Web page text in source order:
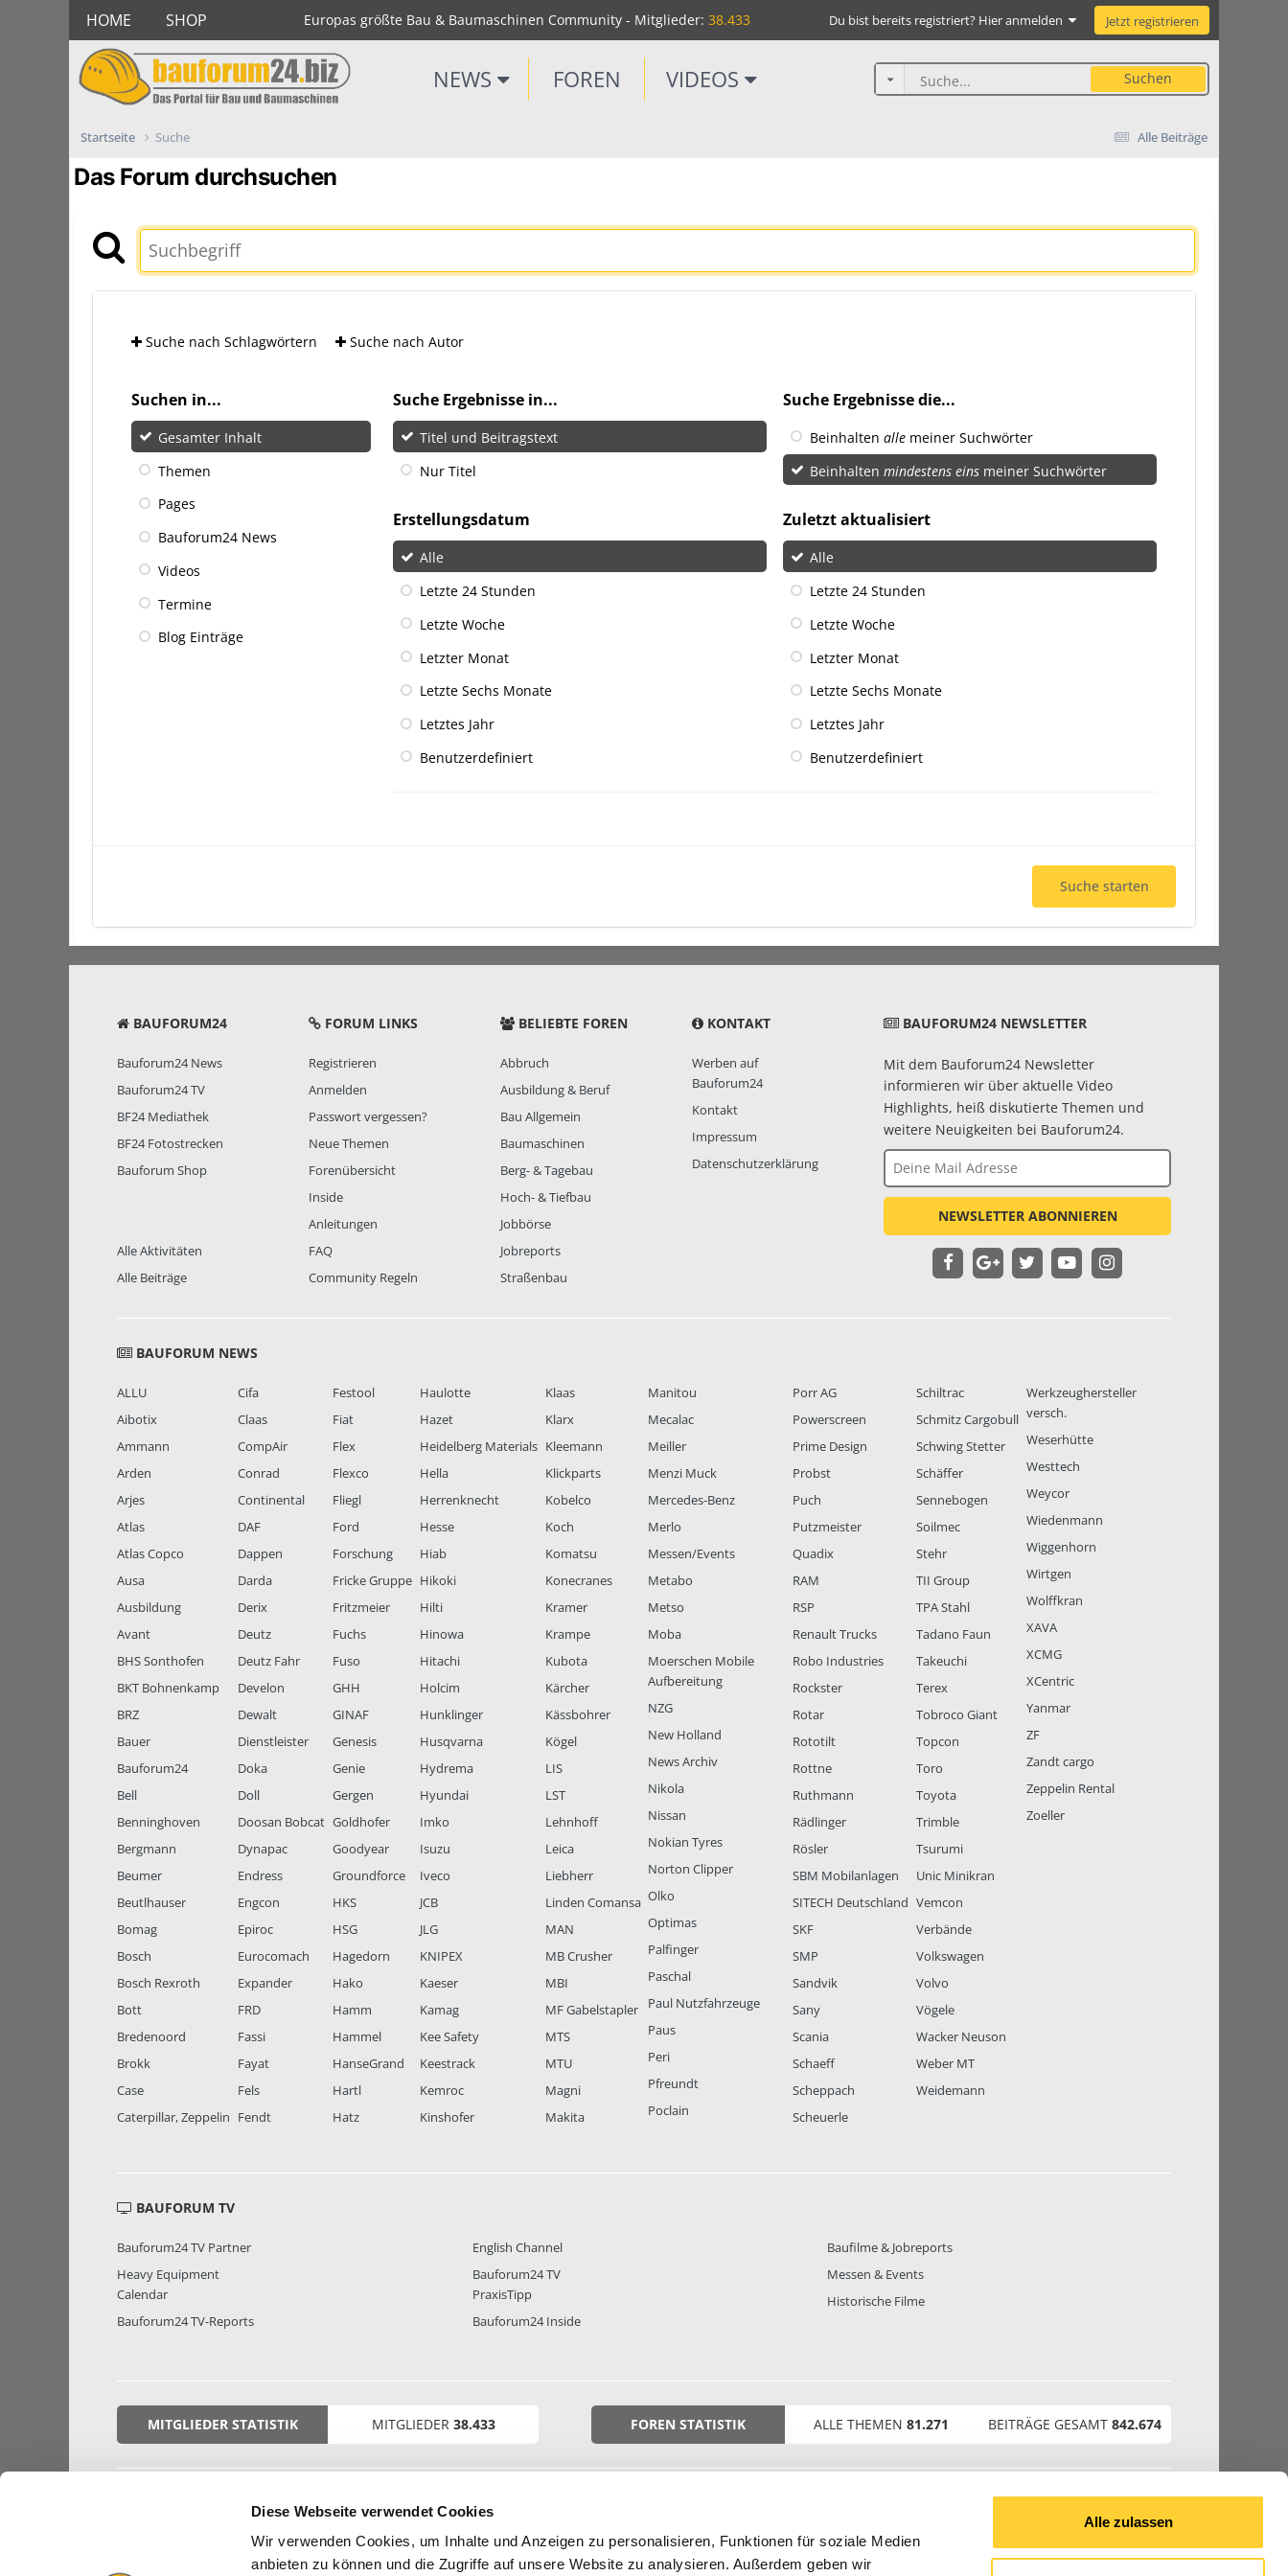
Diese Webseite verwendet Cookies
Wir verwenden Cookies, um Inhalte und Anzeigen zu personalisieren, Funktionen für soziale Medien
anbieten zu können und die Zugriffe auf unsere Website zu analysieren. Außerdem geben wir
Alle zulassen
HOME SHOP Europas größte Bau & Baumaschinen Community - Mitglieder: 38.433 Du bist bereits registriert? Hier anmelden Jetzt registrieren
NEWS FOREN VIDEOS Suchen
Alle Beiträge
Startseite Suche
Das Forum durchsuchen
Suche nach Schlagwörtern Suche nach Autor
Suchen in...
Gesamter Inhalt
Themen
Pages
Bauforum24 News
Videos
Termine
Blog Einträge
Suche Ergebnisse in...
Titel und Beitragstext
Nur Titel
Suche Ergebnisse die...
Beinhaltenalle meiner Suchwörter
Beinhaltenmindestens eins meiner Suchwörter
Erstellungsdatum
Alle
Letzte 24 Stunden
Letzte Woche
Letzter Monat
Letzte Sechs Monate
Letztes Jahr
Benutzerdefiniert
Zuletzt aktualisiert
Alle
Letzte 24 Stunden
Letzte Woche
Letzter Monat
Letzte Sechs Monate
Letztes Jahr
Benutzerdefiniert
Suche starten
BAUFORUM24
Bauforum24 News
Bauforum24 TV
BF24 Mediathek
BF24 Fotostrecken
Bauforum Shop
Alle Aktivitäten
Alle Beiträge
FORUM LINKS
Registrieren
Anmelden
Passwort vergessen?
Neue Themen
Forenübersicht
Inside
Anleitungen
FAQ
Community Regeln
BELIEBTE FOREN
Abbruch
Ausbildung & Beruf
Bau Allgemein
Baumaschinen
Berg- & Tagebau
Hoch- & Tiefbau
Jobbörse
Jobreports
Straßenbau
KONTAKT
Werben auf
Bauforum24
Kontakt
Impressum
Datenschutzerklärung
BAUFORUM24 NEWSLETTER
Mit dem Bauforum24 Newsletter
informieren wir über aktuelle Video
Highlights, heiß diskutierte Themen und
weitere Neuigkeiten bei Bauforum24.
NEWSLETTER ABONNIEREN
BAUFORUM NEWS
ALLU
Aibotix
Ammann
Arden
Arjes
Atlas
Atlas Copco
Ausa
Ausbildung
Avant
BHS Sonthofen
BKT Bohnenkamp
BRZ
Bauer
Bauforum24
Bell
Benninghoven
Bergmann
Beumer
Beutlhauser
Bomag
Bosch
Bosch Rexroth
Bott
Bredenoord
Brokk
Case
Caterpillar, Zeppelin
Cifa
Claas
CompAir
Conrad
Continental
DAF
Dappen
Darda
Derix
Deutz
Deutz Fahr
Develon
Dewalt
Dienstleister
Doka
Doll
Doosan Bobcat
Dynapac
Endress
Engcon
Epiroc
Eurocomach
Expander
FRD
Fassi
Fayat
Fels
Fendt
Festool
Fiat
Flex
Flexco
Fliegl
Ford
Forschung
Fricke Gruppe
Fritzmeier
Fuchs
Fuso
GHH
GINAF
Genesis
Genie
Gergen
Goldhofer
Goodyear
Groundforce
HKS
HSG
Hagedorn
Hako
Hamm
Hammel
HanseGrand
Hartl
Hatz
Haulotte
Hazet
Heidelberg Materials
Hella
Herrenknecht
Hesse
Hiab
Hikoki
Hilti
Hinowa
Hitachi
Holcim
Hunklinger
Husqvarna
Hydrema
Hyundai
Imko
Isuzu
Iveco
JCB
JLG
KNIPEX
Kaeser
Kamag
Kee Safety
Keestrack
Kemroc
Kinshofer
Klaas
Klarx
Kleemann
Klickparts
Kobelco
Koch
Komatsu
Konecranes
Kramer
Krampe
Kubota
Kärcher
Kässbohrer
Kögel
LIS
LST
Lehnhoff
Leica
Liebherr
Linden Comansa
MAN
MB Crusher
MBI
MF Gabelstapler
MTS
MTU
Magni
Makita
Manitou
Mecalac
Meiller
Menzi Muck
Mercedes-Benz
Merlo
Messen/Events
Metabo
Metso
Moba
Moerschen Mobile
Aufbereitung
NZG
New Holland
News Archiv
Nikola
Nissan
Nokian Tyres
Norton Clipper
Olko
Optimas
Palfinger
Paschal
Paul Nutzfahrzeuge
Paus
Peri
Pfreundt
Poclain
Porr AG
Powerscreen
Prime Design
Probst
Puch
Putzmeister
Quadix
RAM
RSP
Renault Trucks
Robo Industries
Rockster
Rotar
Rototilt
Rottne
Ruthmann
Rädlinger
Rösler
SBM Mobilanlagen
SITECH Deutschland
SKF
SMP
Sandvik
Sany
Scania
Schaeff
Scheppach
Scheuerle
Schiltrac
Schmitz Cargobull
Schwing Stetter
Schäffer
Sennebogen
Soilmec
Stehr
TII Group
TPA Stahl
Tadano Faun
Takeuchi
Terex
Tobroco Giant
Topcon
Toro
Toyota
Trimble
Tsurumi
Unic Minikran
Vemcon
Verbände
Volkswagen
Volvo
Vögele
Wacker Neuson
Weber MT
Weidemann
Werkzeughersteller
versch.
Weserhütte
Westtech
Weycor
Wiedenmann
Wiggenhorn
Wirtgen
Wolffkran
XAVA
XCMG
XCentric
Yanmar
ZF
Zandt cargo
Zeppelin Rental
Zoeller
BAUFORUM TV
Bauforum24 TV Partner
Heavy Equipment
Calendar
Bauforum24 TV-Reports
English Channel
Bauforum24 TV
PraxisTipp
Bauforum24 Inside
Baufilme & Jobreports
Messen & Events
Historische Filme
MITGLIEDER STATISTIK MITGLIEDER 38.433 FOREN STATISTIK ALLE THEMEN 81.271 BEITRÄGE GESAMT 842.674
© 2026 Bauforum24.biz